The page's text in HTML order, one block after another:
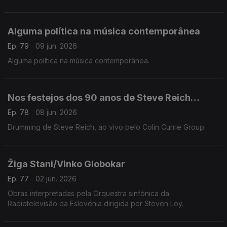
Alguma política na música contemporânea
Ep. 79
09 jun. 2026
Alguma política na música contemporânea.
Nos festejos dos 90 anos de Steve Reich…
Ep. 78
08 jun. 2026
Drumming de Steve Reich, ao vivo pelo Colin Currie Group.
Žiga Stani/Vinko Globokar
Ep. 77
02 jun. 2026
Obras interpretadas pela Orquestra sinfónica da
Radiotelevisão da Eslovénia dirigida por Steven Loy.